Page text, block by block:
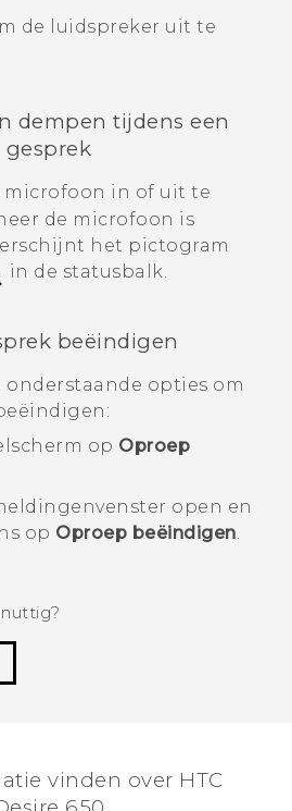
de luidspreker uit te
dempen tijdens een
gesprek
microfoon in of uit te
de microfoon is
het pictogram
in de statusbalk.
beëindigen
onderstaande opties om
op Oproep
open en
op Oproep beëindigen.
vinden over HTC